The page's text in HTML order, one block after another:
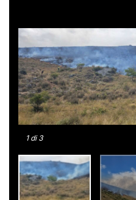
1di 3